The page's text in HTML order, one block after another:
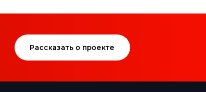
Рассказать о проекте